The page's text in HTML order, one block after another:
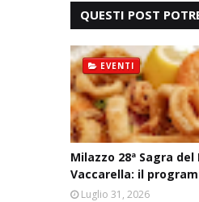
QUESTI POST
EVENTI
Milazzo 28ª Sagra del
Vaccarella: il
Luglio 31, 2026